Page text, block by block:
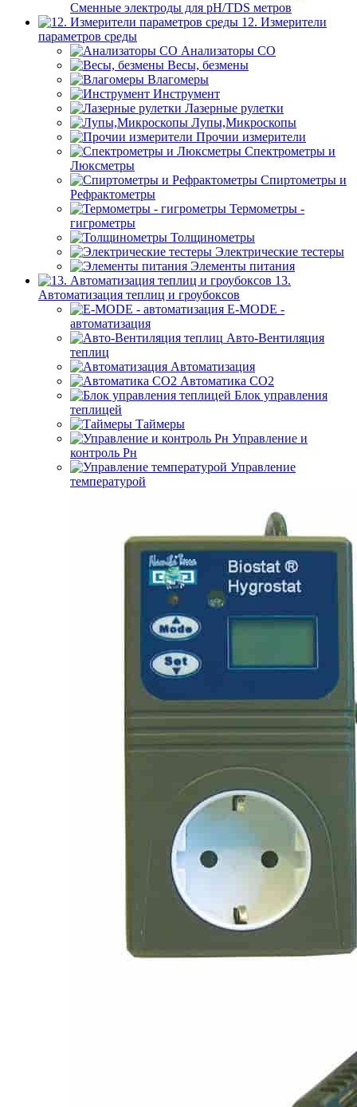
Сменные электроды для pH/TDS метров
12. Измерители
параметров среды
Анализаторы CO
Весы, безмены
Влагомеры
Инструмент
Лазерные рулетки
Лупы,Микроскопы
Прочии измерители
Спектрометры и
Люксметры
Спиртометры и
Рефрактометры
Термометры -
гигрометры
Толщинометры
Электрические тестеры
Элементы питания
13.
Автоматизация теплиц и гроубоксов
E-MODE -
автоматизация
Авто-Вентиляция
теплиц
Автоматизация
Автоматика СО2
Блок управления
теплицей
Таймеры
Управление и
контроль Рн
Управление
температурой